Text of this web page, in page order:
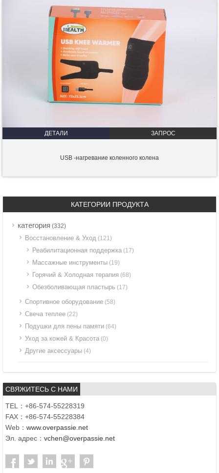
ДЕТАЛИ ЗАПРОС
USB -нагревание коленного колена
КАТЕГОРИИ ПРОДУКТА
категория (332)
Восстановление & Уход (121)
Реабилитационная поддержка (17)
Массажные инструменты (19)
Горячий & Холодная терапия (68)
Обезболивающая пластырь (17)
Спортивное оборудование (58)
Свеча теплее (22)
Подушки для пены памяти (64)
Уход за кожей & Красота (0)
Другие аксессуары (4)
СВЯЖИТЕСЬ С НАМИ
TEL：+86-574-55228319
FAX：+86-574-55228384
Web： www.overpassie.net
Эл. адрес： vchen@overpassie.net